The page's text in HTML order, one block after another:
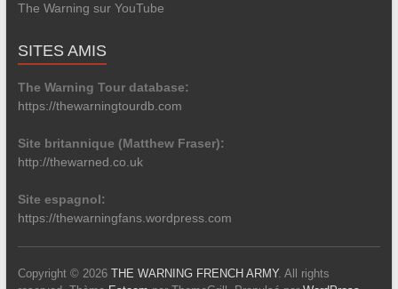
The Warning sur YouTube
SITES AMIS
The Warning Tour database:
https://thewarningtourdb.com
Site britannique (Matthew Fraser):
http://thewarned.co.uk
Site espagnol:
https://thewarningfans.wordpress.com
Copyright © 2026 THE WARNING FRENCH ARMY. All rights